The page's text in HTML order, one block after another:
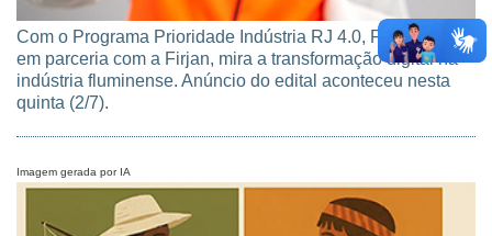
Com o Programa Prioridade Indústria RJ 4.0, Fundação,
em parceria com a Firjan, mira a transformação digital na
indústria fluminense. Anúncio do edital aconteceu nesta
Imagem gerada por IA